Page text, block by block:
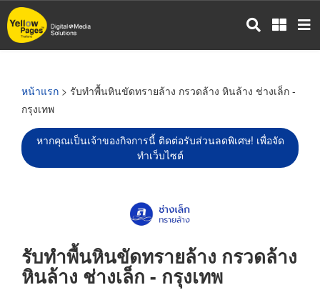
ข้าม
ไป
หน้าแรก > รับทำพื้นหินขัดทรายล้าง กรวดล้าง หินล้าง ช่างเล็ก -
กรุงเทพ
หากคุณเป็นเจ้าของกิจการนี้ ติดต่อรับส่วนลดพิเศษ! เพื่อจัด
ทำเว็บไซต์
รับทำพื้นหินขัดทรายล้าง กรวดล้าง
หินล้าง ช่างเล็ก - กรุงเทพ